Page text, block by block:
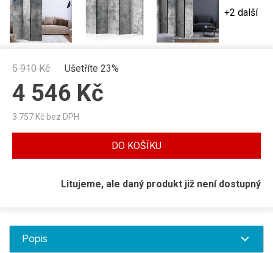
+2 další
5 910Kč Ušetříte 23%
4 546 Kč
3 757 Kč bez DPH
DO KOŠÍKU
Litujeme, ale daný produkt již není dostupný
Popis